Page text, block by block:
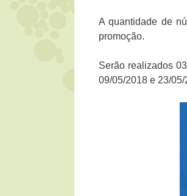
A quantidade de
promoção.
Serão realizados
09/05/2018 e 23/05/